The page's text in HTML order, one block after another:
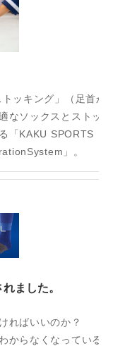
ッキング」（足首か
なソックスとストッ
「KAKU SPORTS
」。
ました。
ればいいのか？
からなくなっている